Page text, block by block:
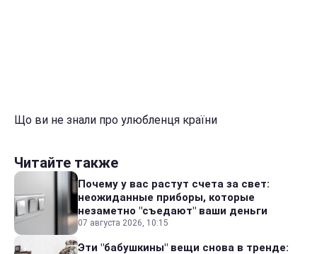
Що ви не знали про улюбленця країни
Читайте также
Почему у вас растут счета за свет:
неожиданные приборы, которые
незаметно "съедают" ваши деньги
07 августа 2026, 10:15
Эти "бабушкины" вещи снова в тренде: